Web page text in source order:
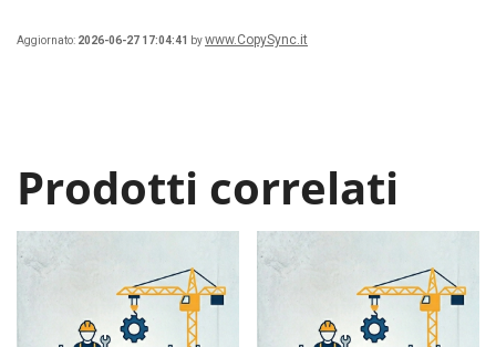
Aggiornato: 2026-06-27 17:04:41 bywww.CopySync.it
Prodotti correlati